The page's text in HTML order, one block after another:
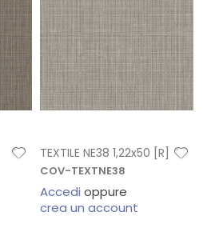
TEXTILE NE38 1,22x50 [R]
COV-TEXTNE38
Accedi oppure
crea un account